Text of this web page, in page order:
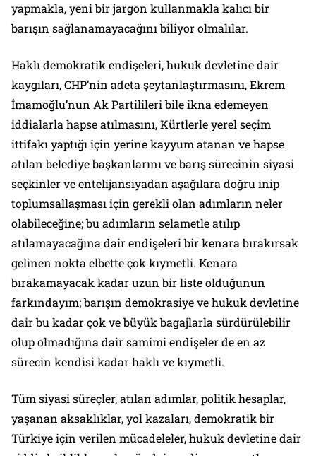
yapmakla, yeni bir jargon kullanmakla kalıcı bir
barışın sağlanamayacağını biliyor olmalılar.
Haklı demokratik endişeleri, hukuk devletine dair
kaygıları, CHP’nin adeta şeytanlaştırmasını, Ekrem
İmamoğlu’nun Ak Partilileri bile ikna edemeyen
iddialarla hapse atılmasını, Kürtlerle yerel seçim
ittifakı yaptığı için yerine kayyum atanan ve hapse
atılan belediye başkanlarını ve barış sürecinin siyasi
seçkinler ve entelijansiyadan aşağılara doğru inip
toplumsallaşması için gerekli olan adımların neler
olabileceğine; bu adımların selametle atılıp
atılamayacağına dair endişeleri bir kenara bırakırsak
gelinen nokta elbette çok kıymetli. Kenara
bırakamayacak kadar uzun bir liste olduğunun
farkındayım; barışın demokrasiye ve hukuk devletine
dair bu kadar çok ve büyük bagajlarla sürdürülebilir
olup olmadığına dair samimi endişeler de en az
sürecin kendisi kadar haklı ve kıymetli.
Tüm siyasi süreçler, atılan adımlar, politik hesaplar,
yaşanan aksaklıklar, yol kazaları, demokratik bir
Türkiye için verilen mücadeleler, hukuk devletine dair